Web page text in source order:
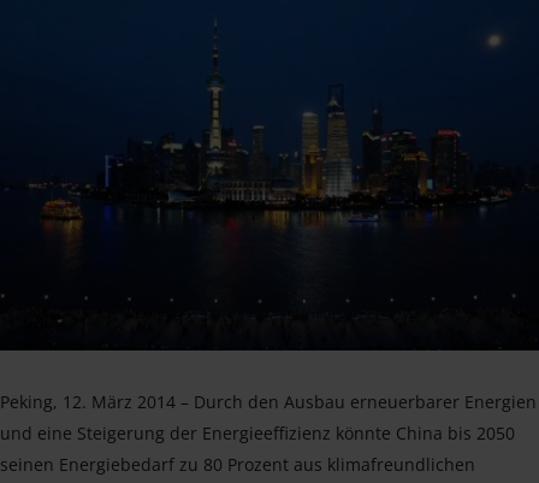
Peking, 12. März 2014 – Durch den Ausbau erneuerbarer Energien
und eine Steigerung der Energieeffizienz könnte China bis 2050
seinen Energiebedarf zu 80 Prozent aus klimafreundlichen